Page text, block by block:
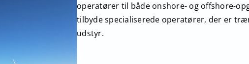
operatører til både onshore- og offshore-
tilbyde specialiserede operatører, der er
udstyr.